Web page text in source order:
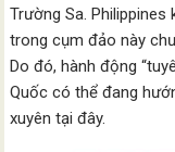
Trường Sa.
trong cụm đảo này
Do đó, hành động
Quốc có thể đang
xuyên tại đây.